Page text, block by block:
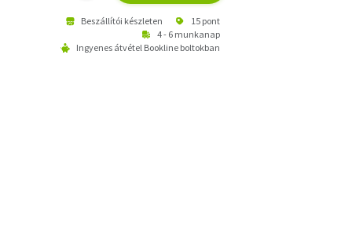
Beszállítói készleten
15 pont
4 - 6 munkanap
Ingyenes átvétel Bookline boltokban